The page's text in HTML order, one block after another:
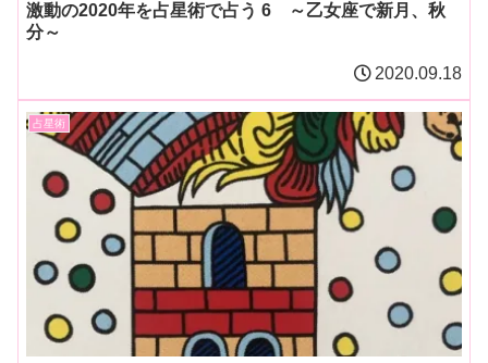
激動の2020年を占星術で占う 6 ～乙女座で新月、秋
分～
2020.09.18
占星術